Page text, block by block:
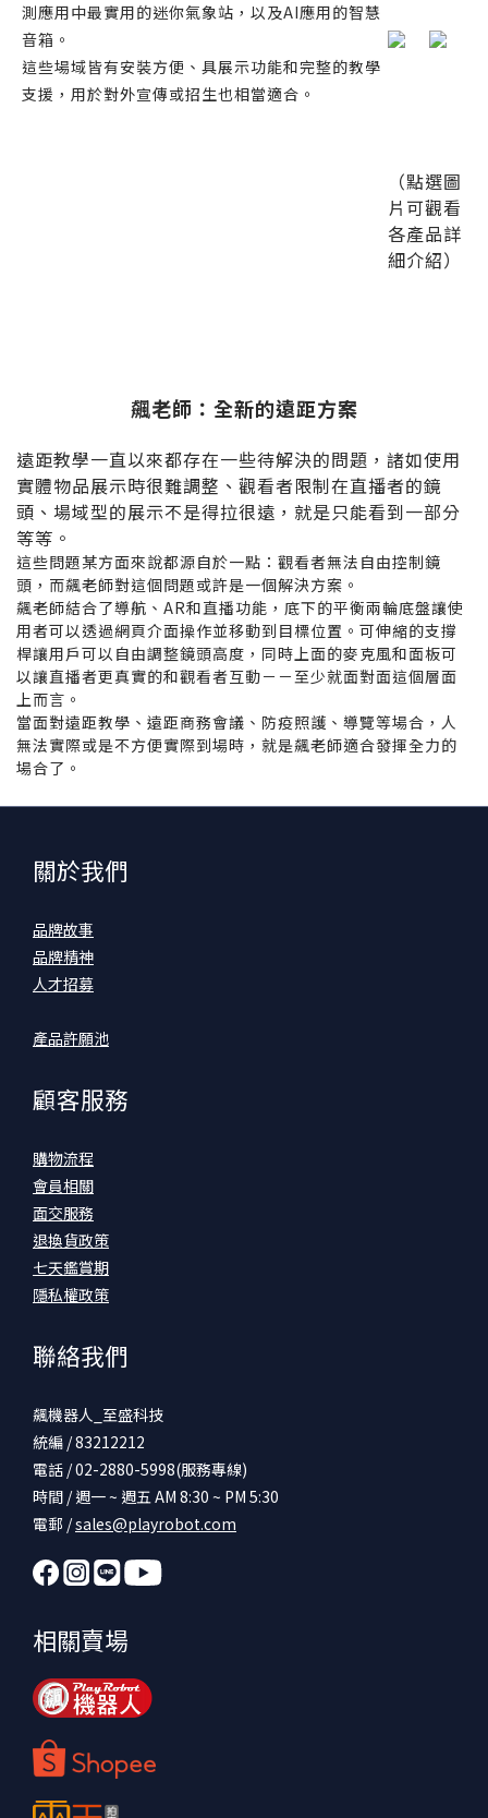
測應用中最實用的迷你氣象站，以及AI應用的智慧
音箱。
這些場域皆有安裝方便、具展示功能和完整的教學
支援，用於對外宣傳或招生也相當適合。
（點選圖
片可觀看
各產品詳
細介紹）
飆老師：全新的遠距方案
遠距教學一直以來都存在一些待解決的問題，諸如使用
實體物品展示時很難調整、觀看者限制在直播者的鏡
頭、場域型的展示不是得拉很遠，就是只能看到一部分
等等。
這些問題某方面來說都源自於一點：觀看者無法自由控制鏡
頭，而飆老師對這個問題或許是一個解決方案。
飆老師結合了導航、AR和直播功能，底下的平衡兩輪底盤讓使
用者可以透過網頁介面操作並移動到目標位置。可伸縮的支撐
桿讓用戶可以自由調整鏡頭高度，同時上面的麥克風和面板可
以讓直播者更真實的和觀看者互動－－至少就面對面這個層面
上而言。
當面對遠距教學、遠距商務會議、防疫照護、導覽等場合，人
無法實際或是不方便實際到場時，就是飆老師適合發揮全力的
場合了。
關於我們
品牌故事
品牌精神
人才招募
產品許願池
顧客服務
購物流程
會員相關
面交服務
退換貨政策
七天鑑賞期
隱私權政策
聯絡我們
飆機器人_至盛科技
統編 / 83212212
電話 / 02-2880-5998(服務專線)
時間 / 週一 ~ 週五 AM 8:30 ~ PM 5:30
電郵 /sales@playrobot.com
相關賣場